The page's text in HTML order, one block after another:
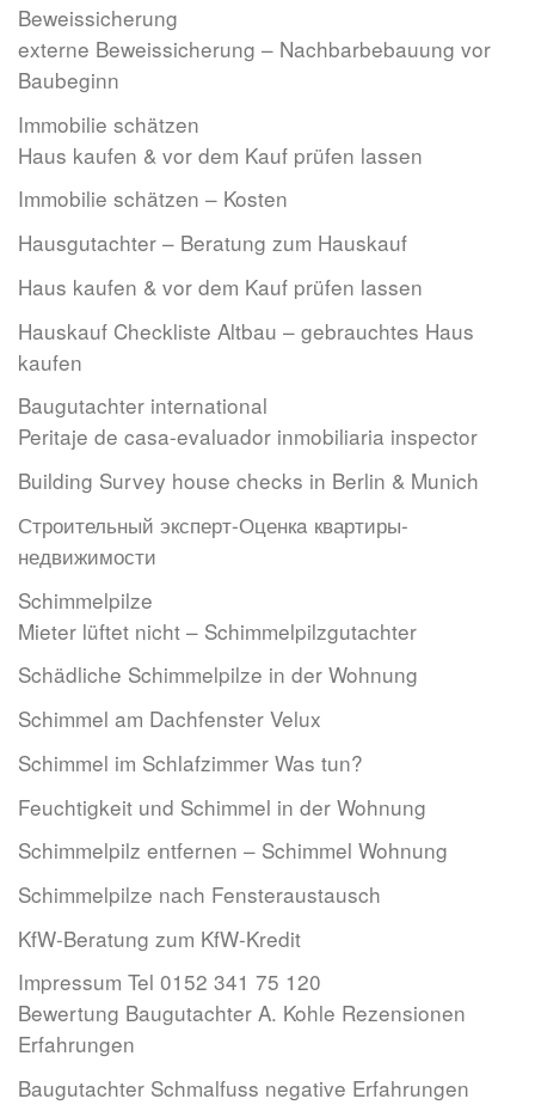
Beweissicherung
externe Beweissicherung – Nachbarbebauung vor
Baubeginn
Immobilie schätzen
Haus kaufen & vor dem Kauf prüfen lassen
Immobilie schätzen – Kosten
Hausgutachter – Beratung zum Hauskauf
Haus kaufen & vor dem Kauf prüfen lassen
Hauskauf Checkliste Altbau – gebrauchtes Haus
kaufen
Baugutachter international
Peritaje de casa-evaluador inmobiliaria inspector
Building Survey house checks in Berlin & Munich
Строительный эксперт-Оценкa квартиры-
недвижимости
Schimmelpilze
Mieter lüftet nicht – Schimmelpilzgutachter
Schädliche Schimmelpilze in der Wohnung
Schimmel am Dachfenster Velux
Schimmel im Schlafzimmer Was tun?
Feuchtigkeit und Schimmel in der Wohnung
Schimmelpilz entfernen – Schimmel Wohnung
Schimmelpilze nach Fensteraustausch
KfW-Beratung zum KfW-Kredit
Impressum Tel 0152 341 75 120
Bewertung Baugutachter A. Kohle Rezensionen
Erfahrungen
Baugutachter Schmalfuss negative Erfahrungen